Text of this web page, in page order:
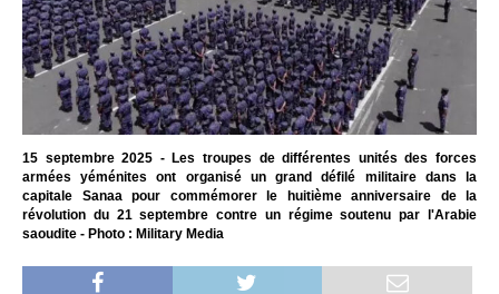
15 septembre 2025 - Les troupes de différentes unités des forces
armées yéménites ont organisé un grand défilé militaire dans la
capitale Sanaa pour commémorer le huitième anniversaire de la
révolution du 21 septembre contre un régime soutenu par l'Arabie
saoudite - Photo : Military Media